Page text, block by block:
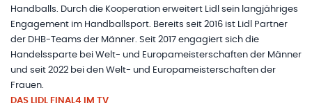
Handballs. Durch die Kooperation erweitert Lidl sein langjähriges
Engagement im Handballsport. Bereits seit 2016 ist Lidl Partner
der DHB-Teams der Männer. Seit 2017 engagiert sich die
Handelssparte bei Welt- und Europameisterschaften der Männer
und seit 2022 bei den Welt- und Europameisterschaften der
Frauen.
DAS LIDL FINAL4 IM TV